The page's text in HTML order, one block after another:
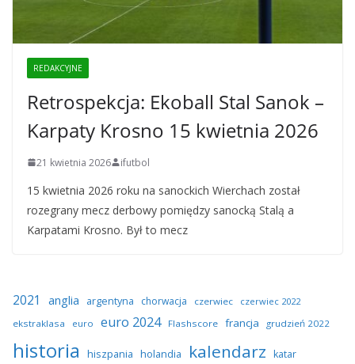
REDAKCYJNE
Retrospekcja: Ekoball Stal Sanok –
Karpaty Krosno 15 kwietnia 2026
21 kwietnia 2026 ifutbol
15 kwietnia 2026 roku na sanockich Wierchach został
rozegrany mecz derbowy pomiędzy sanocką Stalą a
Karpatami Krosno. Był to mecz
2021 anglia argentyna chorwacja czerwiec
czerwiec 2022
ekstraklasa
euro euro 2024 Flashscore francja grudzień 2022
historia hiszpania holandia kalendarz katar